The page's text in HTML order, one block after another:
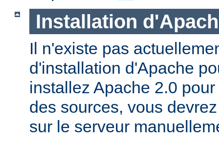
Installation
Il n'existe pas
d'installation d'Apache
installez Apache 2.0
des sources, vous
sur le serveur